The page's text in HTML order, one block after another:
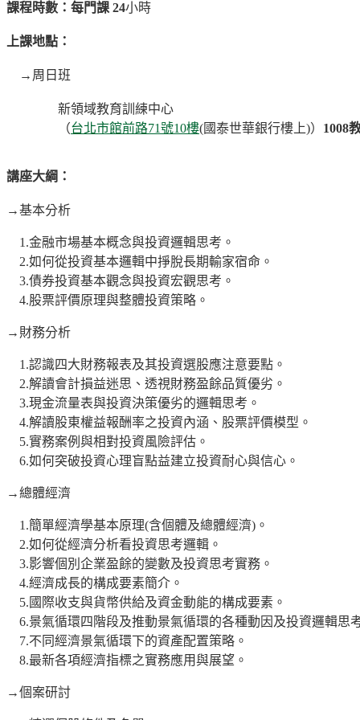
課程時數：每門課 24小時
上課地點：
→周日班
新領域教育訓練中心
（台北市館前路71號10樓(國泰世華銀行樓上)） 1008
講座大綱：
→基本分析
1.金融市場基本概念與投資邏輯思考。
2.如何從投資基本邏輯中掙脫長期輸家宿命。
3.債券投資基本觀念與投資宏觀思考。
4.股票評價原理與整體投資策略。
→財務分析
1.認識四大財務報表及其投資選股應注意要點。
2.解讀會計損益迷思、透視財務盈餘品質優劣。
3.現金流量表與投資決策優劣的邏輯思考。
4.解讀股東權益報酬率之投資內涵、股票評價模型。
5.實務案例與相對投資風險評估。
6.如何突破投資心理盲點益建立投資耐心與信心。
→總體經濟
1.簡單經濟學基本原理(含個體及總體經濟)。
2.如何從經濟分析看投資思考邏輯。
3.影響個別企業盈餘的變數及投資思考實務。
4.經濟成長的構成要素簡介。
5.國際收支與貨幣供給及資金動能的構成要素。
6.景氣循環四階段及推動景氣循環的各種動因及投資邏輯思
7.不同經濟景氣循環下的資產配置策略。
8.最新各項經濟指標之實務應用與展望。
→個案研討